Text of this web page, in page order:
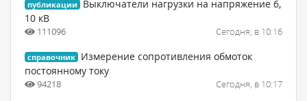
публикации
Выключатели нагрузки на напряжение 6,
10 кВ
111096 Сегодня, в 10:16
справочник
Измерение сопротивления обмоток
постоянному току
94218 Сегодня, в 10:17